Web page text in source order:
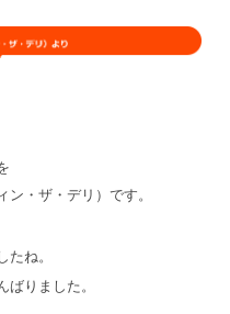
ン・ザ・デリ）です。
ね。
ばりました。